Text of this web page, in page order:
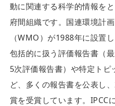
動に関連する科学的情報を
府間組織です。国連環境計
（WMO）が1988年に設置
包括的に扱う評価報告書（
5次評価報告書）や特定ト
ど、多くの報告書を公表し
賞を受賞しています。IPCC